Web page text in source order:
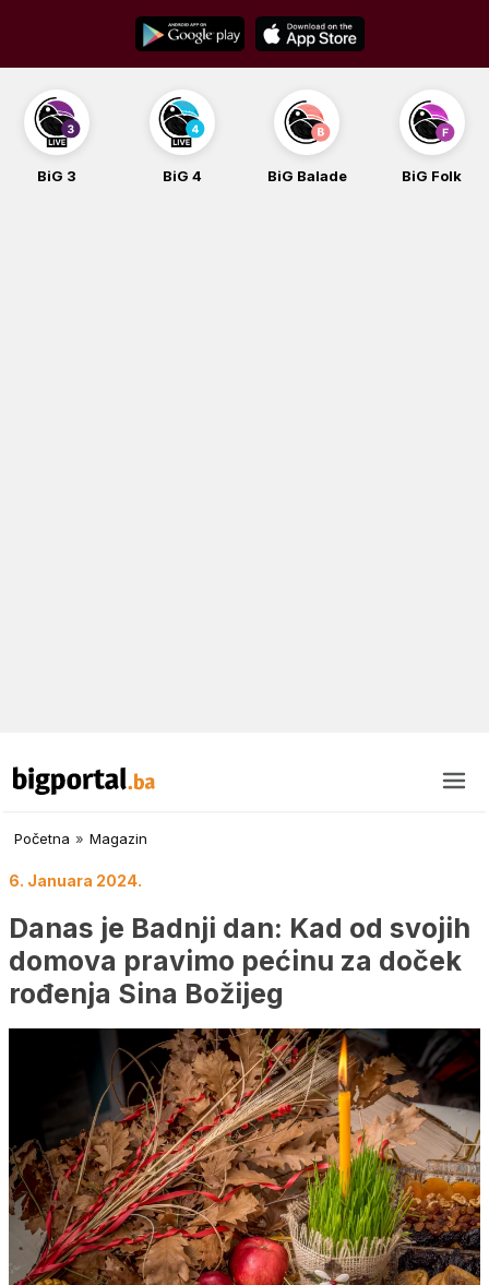
content
BiG 4 BiG Balade BiG Folk BiG iG
Početna » Magazin
6. Januara 2024.
Danas je Badnji dan: Kad od svojih
domova pravimo pećinu za doček
rođenja Sina Božijeg